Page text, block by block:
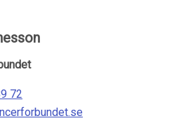
72